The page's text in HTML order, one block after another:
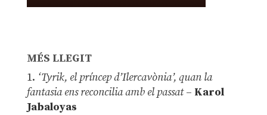
MÉS LLEGIT
1. ‘Tyrik, el príncep d’Ilercavònia’, quan la
fantasia ens reconcilia amb el passat– Karol
Jabaloyas